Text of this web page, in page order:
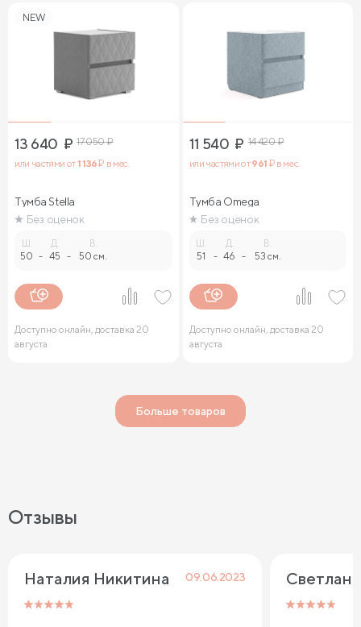
NEW
13 640 ₽ 17 050₽
или частями от1 136₽ в мес.
Тумба Stella
Без оценок
Ш.
50 -
Д.
45 -
В.
50 см.
Доступно онлайн, доставка 20
августа
11 540 ₽ 14 420₽
или частями от961 ₽ в мес.
Тумба Omega
Без оценок
Ш.
51 -
Д.
46 -
В.
53 см.
Доступно онлайн, доставка 20
августа
Больше товаров
Отзывы
Наталия Никитина 09.06.2023 Светлана